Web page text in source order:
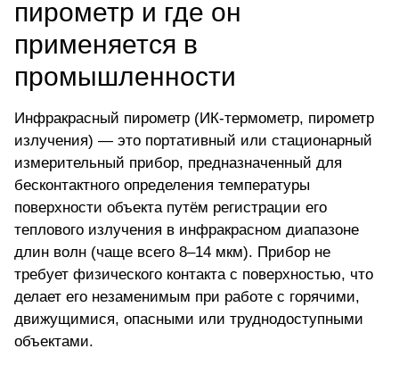
пирометр и где он
применяется в
промышленности
Инфракрасный пирометр (ИК-термометр, пирометр
излучения) — это портативный или стационарный
измерительный прибор, предназначенный для
бесконтактного определения температуры
поверхности объекта путём регистрации его
теплового излучения в инфракрасном диапазоне
длин волн (чаще всего 8–14 мкм). Прибор не
требует физического контакта с поверхностью, что
делает его незаменимым при работе с горячими,
движущимися, опасными или труднодоступными
объектами.